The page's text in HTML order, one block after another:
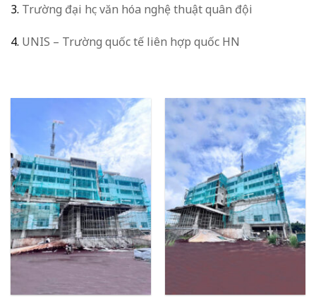
3. Trường đại học văn hóa nghệ thuật quân đội
4. UNIS – Trường quốc tế liên hợp quốc HN